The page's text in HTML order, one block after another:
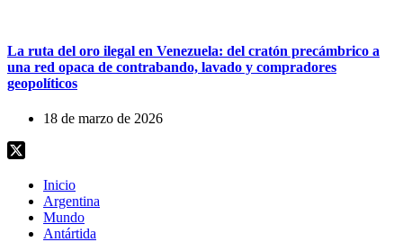
La ruta del oro ilegal en Venezuela: del cratón precámbrico a
una red opaca de contrabando, lavado y compradores
geopolíticos
18 de marzo de 2026
Inicio
Argentina
Mundo
Antártida